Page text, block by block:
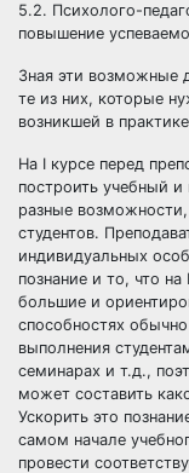
5.2. Психолого-
повышение
Зная эти возможные
те из них, которые
возникшей в
На I курсе перед
построить учебный и
разные
студентов.
индивидуальных
познание и то, что
большие и
способностях
выполнения
семинарах и т.д.,
может составить
Ускорить это
самом начале
провести